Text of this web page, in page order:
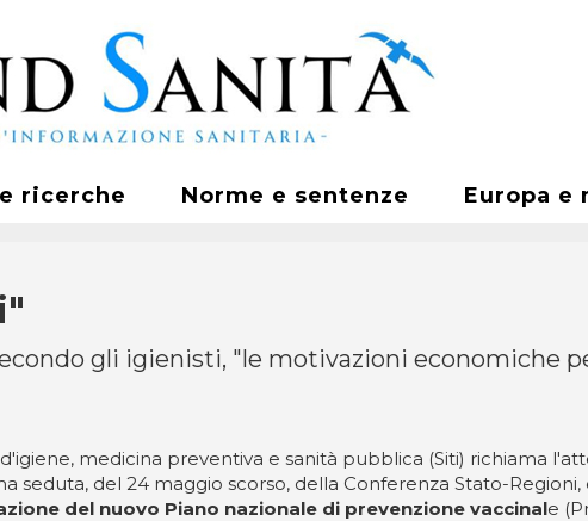
ricerche Norme e sentenze Europa e
gli igienisti, "le motivazioni economiche
medicina preventiva e sanità pubblica (Siti) richiama
seduta, del 24 maggio scorso, della Conferenza Stato-Regioni,
del nuovo Piano nazionale di prevenzione vaccinale